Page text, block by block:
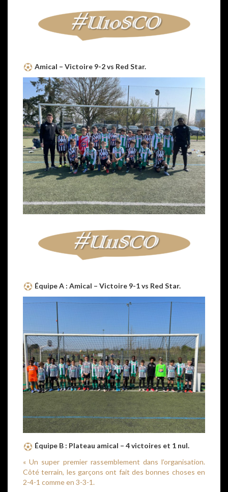
Amical – Victoire 9-2 vs Red Star.
Équipe A : Amical – Victoire 9-1 vs Red Star.
Équipe B : Plateau amical – 4 victoires et 1 nul.
« Un super premier rassemblement dans l’organisation.
Côté terrain, les garçons ont fait des bonnes choses en
2-4-1 comme en 3-3-1.